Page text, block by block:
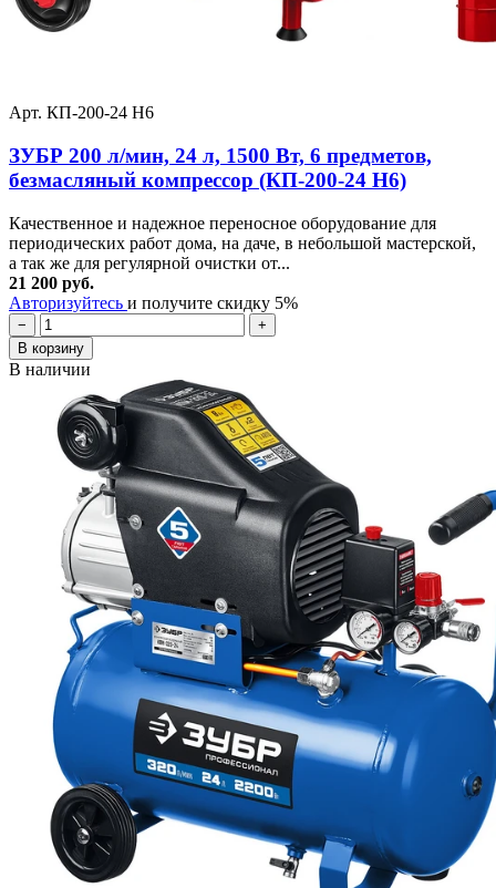
Арт. КП-200-24 Н6
ЗУБР 200 л/мин, 24 л, 1500 Вт, 6 предметов,
безмасляный компрессор (КП-200-24 Н6)
Качественное и надежное переносное оборудование для
периодических работ дома, на даче, в небольшой мастерской,
а так же для регулярной очистки от...
21 200 руб.
Авторизуйтесь и получите скидку 5%
−
+
В корзину
В наличии